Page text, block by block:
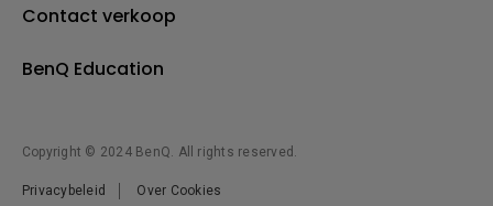
Contact verkoop
BenQ Education
Copyright © 2024 BenQ. All rights reserved.
Privacybeleid Over Cookies